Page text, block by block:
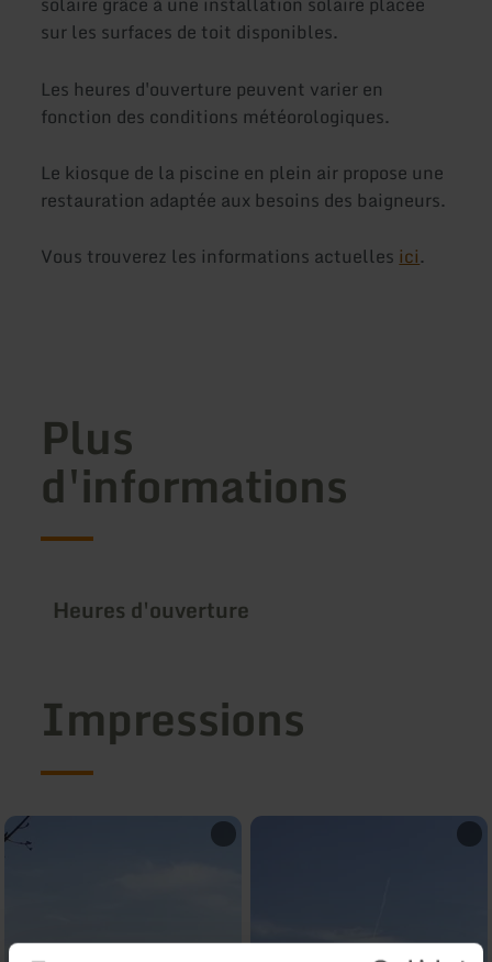
sur les surfaces de toit disponibles.
Les heures d'ouverture peuvent varier en
fonction des conditions météorologiques.
Le kiosque de la piscine en plein air propose une
restauration adaptée aux besoins des baigneurs.
Vous trouverez les informations actuelles ici.
Plus
d'informations
Heures d'ouverture
Impressions